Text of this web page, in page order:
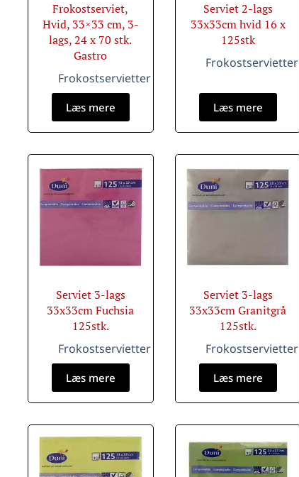
Frokostserviet,
Hvid, 33×33 cm, 3-
lags, 24 x 70 stk.
Gastro
Frokostservietter
Læs mere
Serviet 2-lags
33x33cm hvid 16 x
125stk
Frokostservietter
Læs mere
Serviet 3-lags
33x33cm Fuchsia
125stk.
Frokostservietter
Læs mere
Serviet 3-lags
33x33cm Granitgrå
125stk.
Frokostservietter
Læs mere